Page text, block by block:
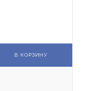
В КОРЗИНУ